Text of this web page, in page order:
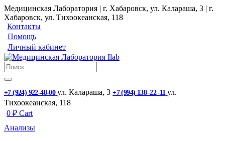
Медицинская Лаборатория | г. Хабаровск, ул. Калараша, 3 | г.
Хабаровск, ул. ​Тихоокеанская, 118
Контакты
Помощь
Личный кабинет
+7 (924) 922-48-00 ул. ​Калараша, 3 +7 (994) 138‒22‒11 ул. ​
Тихоокеанская, 118
0 ₽ Cart
Анализы